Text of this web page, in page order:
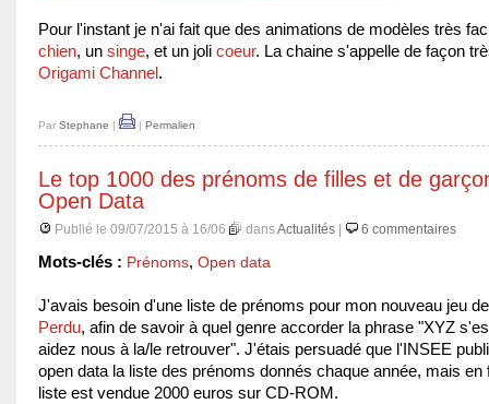
Pour l'instant je n'ai fait que des animations de modèles très
chien, un singe, et un joli coeur. La chaine s'appelle de façon
Origami Channel .
Par Stephane | | Permalien
Le top 1000 des prénoms de filles et de
Open Data
Publié le 09/07/2015 à 16/06 dansActualités 6 commentaires
Mots-clés : Prénoms, Open data
J'avais besoin d'une liste de prénoms pour mon nouveau jeu
Perdu, afin de savoir à quel genre accorder la phrase "XYZ
aidez nous à la/le retrouver". J'étais persuadé que l'INSEE
open data la liste des prénoms donnés chaque année, mais en
liste est vendue 2000 euros sur CD-ROM.